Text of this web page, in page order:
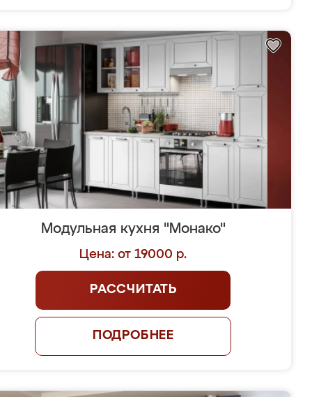
Модульная кухня "Монако"
Цена: от 19000 р.
РАССЧИТАТЬ
ПОДРОБНЕЕ